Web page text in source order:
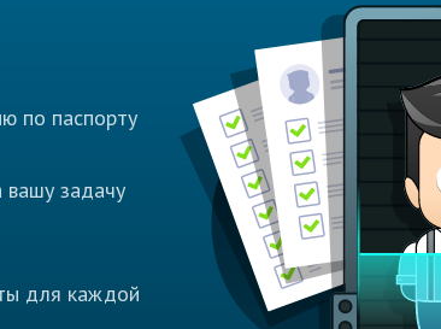
по паспорту
вашу задачу
для каждой